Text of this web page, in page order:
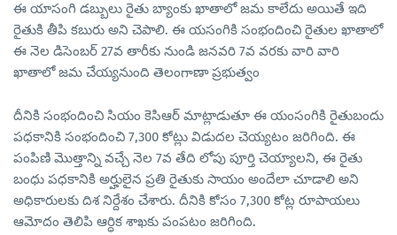
ఈ యాసంగి డబ్బులు రైతు బ్యాంకు ఖాతాలో జమ కాలేదు అయితే ఇది
రైతుకి తీపి కబురు అని చెపాలి. ఈ యసంగికి సంభందించి రైతుల ఖాతాలో
ఈ నెల డిసెంబర్ 27వ తారీకు నుండి జనవరి 7వ వరకు వారి వారి
ఖాతాలో జమ చేయ్యనుంది తెలంగాణా ప్రభుత్వం
దీనికి సంభందించి సియం కెసిఆర్ మాట్లాడుతూ ఈ యంసంగికి రైతుబందు
పధకానికి సంభందించి 7,300 కోట్లు విడుదల చెయ్యటం జరిగింది. ఈ
పంపిణి మొత్తాన్ని వచ్చే నెల 7వ తేది లోపు పూర్తి చెయ్యాలని, ఈ రైతు
బంధు పధకానికి అర్హులైన ప్రతి రైతుకు సాయం అందేలా చూడాలి అని
అధికారులకు దిశ నిర్దేశం చేశారు. దీనికి కోసం 7,300 కోట్ల రూపాయలు
ఆమోదం తెలిపి ఆర్ధిక శాఖకు పంపటం జరిగింది.